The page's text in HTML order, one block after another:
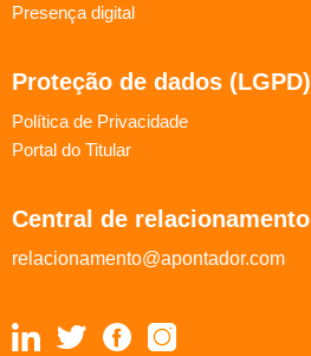
Presença digital
Proteção de dados (LGPD)
Política de Privacidade
Portal do Titular
Central de relacionamento
relacionamento@apontador.com